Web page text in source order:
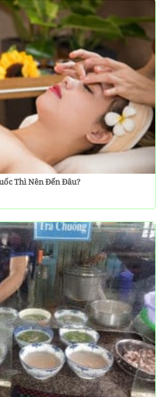
Thì Nên Đến Đâu?